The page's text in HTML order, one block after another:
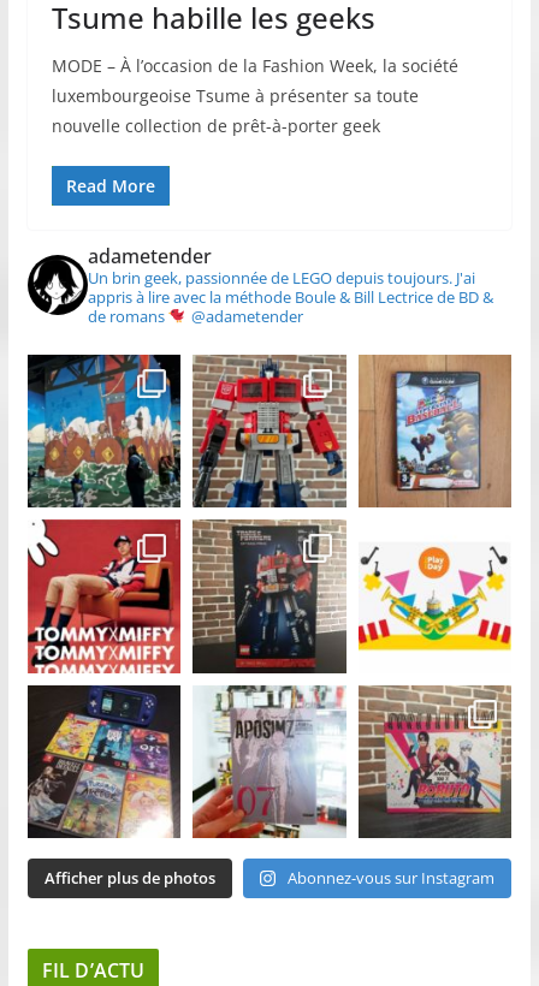
Tsume habille les geeks
MODE – À l’occasion de la Fashion Week, la société
luxembourgeoise Tsume à présenter sa toute
nouvelle collection de prêt-à-porter geek
Read More
adametender
Un brin geek, passionnée de LEGO depuis toujours.J'ai
appris à lire avec la méthode Boule & Bill Lectrice de BD &
de romans
@adametender
Afficher plus de photos Abonnez-vous sur Instagram
FIL D’ACTU